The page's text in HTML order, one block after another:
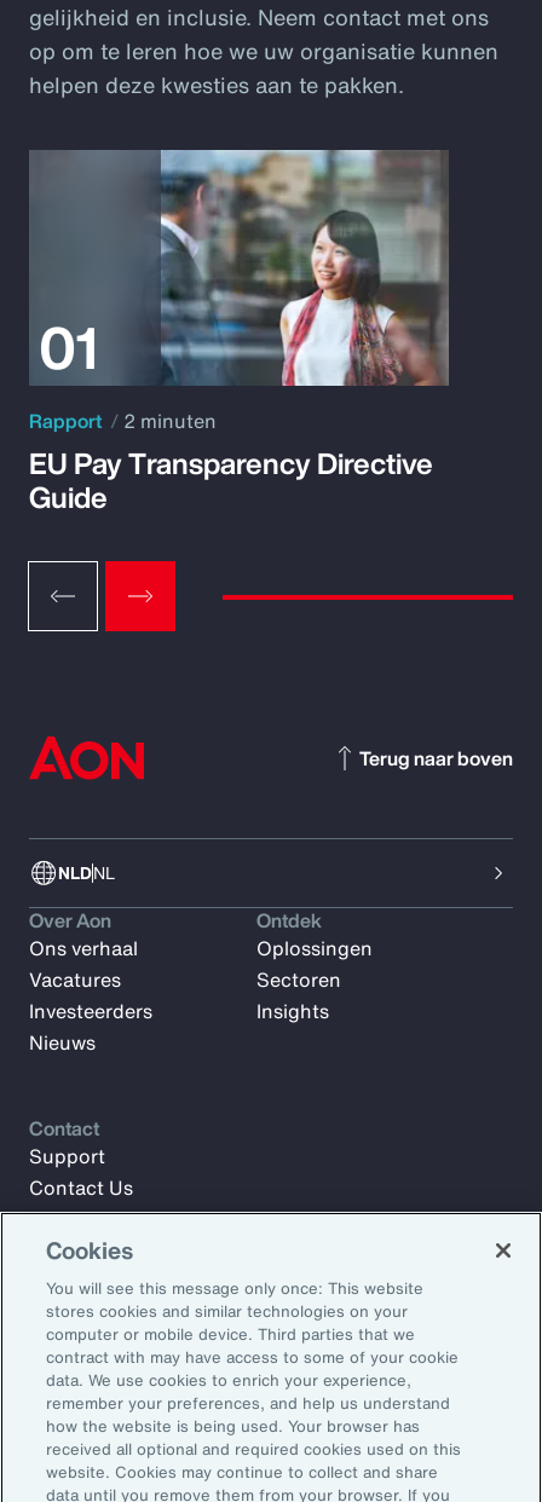
gelijkheid en inclusie. Neem contact met ons
op om te leren hoe we uw organisatie kunnen
helpen deze kwesties aan te pakken.
Rapport 2 minuten
EU Pay Transparency Directive
Guide
NLDNL
Terug naar boven
artikelen, rapporten en updates van ons team van experts.
E-mailadres:
Aanmelden
Over Aon
Ons verhaal
Vacatures
Investeerders
Nieuws
Ontdek
Oplossingen
Sectoren
Insights
Contact
Support
Contact Us
©2026 Aon plc. Alle rechten voorbehouden.
SitemapPrivacy StatementAlgemene voorwaarden
Cookies
You will see this message only once: This website
stores cookies and similar technologies on your
computer or mobile device. Third parties that we
contract with may have access to some of your cookie
data. We use cookies to enrich your experience,
remember your preferences, and help us understand
how the website is being used. Your browser has
received all optional and required cookies used on this
website. Cookies may continue to collect and share
data until you remove them from your browser. If you